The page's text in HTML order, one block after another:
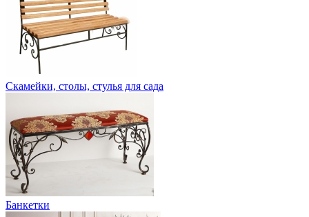
Скамейки, столы, стулья для сада
Банкетки